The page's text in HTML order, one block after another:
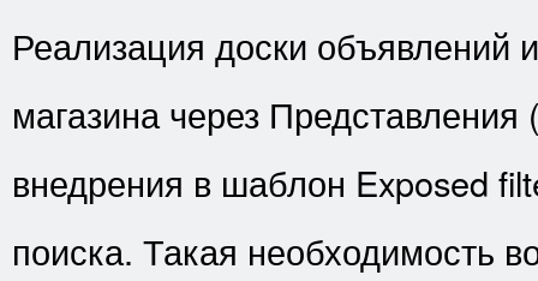
Реализация доски объявлений
магазина через Представления
внедрения в шаблон Exposed
поиска. Такая необходимость